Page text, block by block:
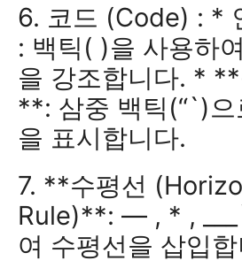
6. 코드 (Code) : *
: 백틱( )을 사용하
을 강조합니다. *
**: 삼중 백틱(“`)으
을 표시합니다.
7. **수평선
Rule)**: — , * ,
여 수평선을 삽입